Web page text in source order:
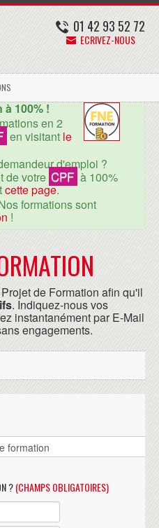
01 42 93 52 72
ECRIVEZ-NOUS
100% !
en 2
en visitant le
d'emploi ?
de votre CPF à 100%
cette page.
formations sont
!
de Formation afin qu'il
. Indiquez-nous vos
instantanément par E-Mail
engagements.
?(CHAMPS OBLIGATOIRES)